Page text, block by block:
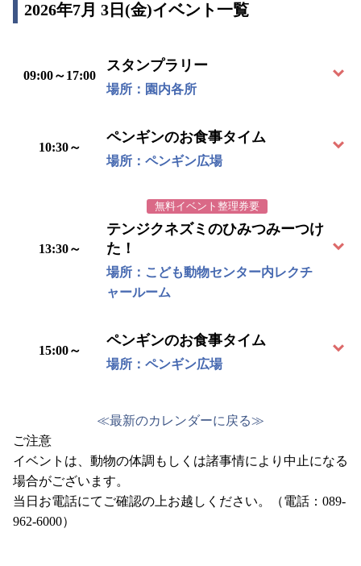
2026年7月 3日(金)イベント一覧
09:00～17:00
スタンプラリー
場所：園内各所
10:30～
ペンギンのお食事タイム
場所：ペンギン広場
13:30～
無料イベント整理券要
テンジクネズミのひみつみーつけ
た！
場所：こども動物センター内レクチ
ャールーム
15:00～
ペンギンのお食事タイム
場所：ペンギン広場
≪最新のカレンダーに戻る≫
ご注意
イベントは、動物の体調もしくは諸事情により中止になる
場合がございます。
当日お電話にてご確認の上お越しください。（電話：089-
962-6000）